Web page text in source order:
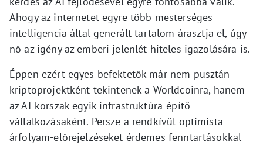
Ahogy az internetet egyre több mesterséges
intelligencia által generált tartalom árasztja el, úgy
nő az igény az emberi jelenlét hiteles igazolására is.
Éppen ezért egyes befektetők már nem pusztán
kriptoprojektként tekintenek a Worldcoinra, hanem
az AI-korszak egyik infrastruktúra-építő
vállalkozásaként. Persze a rendkívül optimista
árfolyam-előrejelzéseket érdemes fenntartásokkal